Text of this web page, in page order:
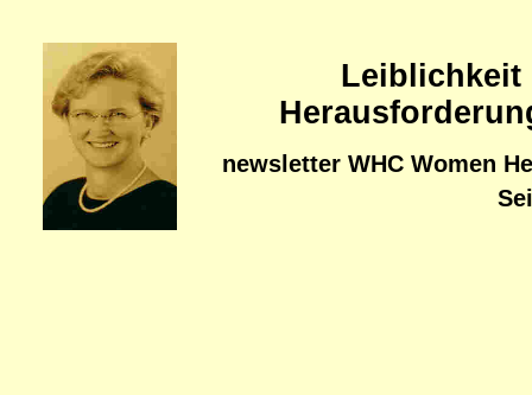
Leiblichkeit
newsletter WHC Women